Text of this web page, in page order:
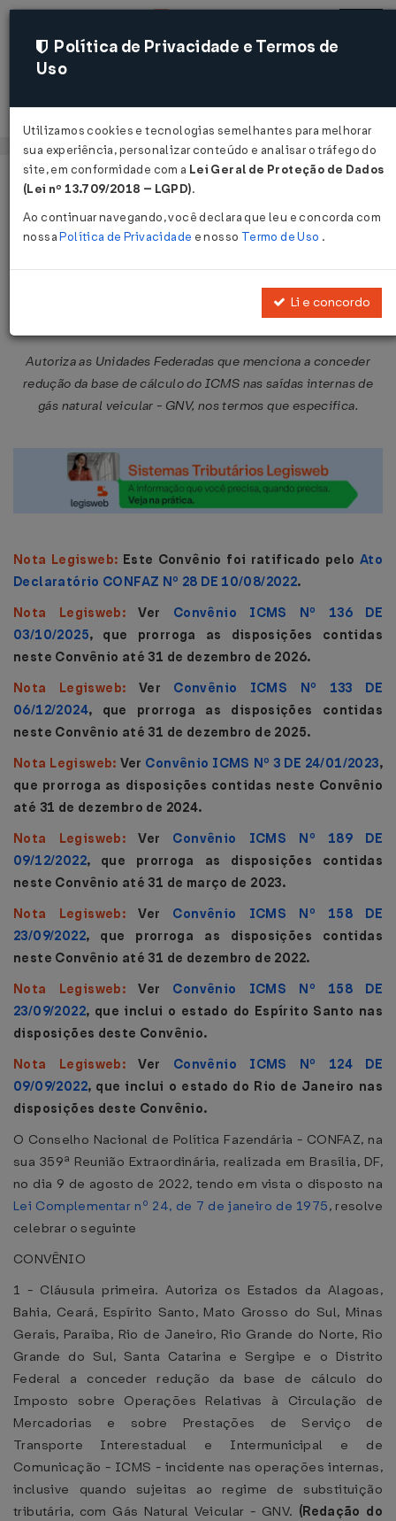
Acessar
Página Inicial Legislações
Convênio ICMS Nº 123 DE
Autoriza as Unidades Federadas que menciona a conceder
redução da base de cálculo do ICMS nas saídas internas de
gás natural veicular - GNV, nos termos que especifica.
Nota Legisweb: Este Convênio foi ratificado pelo Ato
Declaratório CONFAZ Nº 28 DE 10/08/2022.
Nota Legisweb:Ver Convênio ICMS Nº 136 DE
03/10/2025, que prorroga as disposições contidas
neste Convênio até 31 de dezembro de 2026.
Nota Legisweb: Ver Convênio ICMS Nº 133 DE
06/12/2024, que prorroga as disposições contidas
neste Convênio até 31 de dezembro de 2025.
Nota Legisweb: Ver Convênio ICMS Nº 3 DE 24/01/2023,
que prorroga as disposições contidas neste Convênio
até 31 de dezembro de 2024.
Nota Legisweb:Ver Convênio ICMS Nº 189 DE
09/12/2022, que prorroga as disposições contidas
neste Convênio até 31 de março de 2023.
Nota Legisweb:Ver Convênio ICMS Nº 158 DE
23/09/2022, que prorroga as disposições contidas
neste Convênio até 31 de dezembro de 2022.
Nota Legisweb:Ver Convênio ICMS Nº 158 DE
23/09/2022, que inclui o estado do Espírito Santo nas
disposições deste Convênio.
Nota Legisweb:Ver Convênio ICMS Nº 124 DE
09/09/2022, que inclui o estado do Rio de Janeiro nas
disposições deste Convênio.
O Conselho Nacional de Política Fazendária - CONFAZ, na
sua 359ª Reunião Extraordinária, realizada em Brasília, DF,
no dia 9 de agosto de 2022, tendo em vista o disposto na
Lei Complementar nº 24, de 7 de janeiro de 1975, resolve
celebrar o seguinte
CONVÊNIO
1 - Cláusula primeira. Autoriza os Estados da Alagoas,
Bahia, Ceará, Espírito Santo, Mato Grosso do Sul, Minas
Gerais, Paraíba, Rio de Janeiro, Rio Grande do Norte, Rio
Grande do Sul, Santa Catarina e Sergipe e o Distrito
Federal a conceder redução da base de cálculo do
Imposto sobre Operações Relativas à Circulação de
Mercadorias e sobre Prestações de Serviço de
Transporte Interestadual e Intermunicipal e de
Comunicação - ICMS - incidente nas operações internas,
inclusive quando sujeitas ao regime de substituição
tributária, com Gás Natural Veicular - GNV. (Redação do
Política de Privacidade e Termos de
Uso
Utilizamos cookies e tecnologias semelhantes para melhorar
sua experiência, personalizar conteúdo e analisar o tráfego do
site, em conformidade com a Lei Geral de Proteção de Dados
(Lei nº 13.709/2018 – LGPD).
Ao continuar navegando, você declara que leu e concorda com
nossaPolítica de Privacidade e nosso Termo de Uso .
Li e concordo